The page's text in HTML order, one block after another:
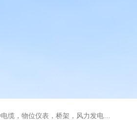
物位仪表，桥架，风力发电用电缆